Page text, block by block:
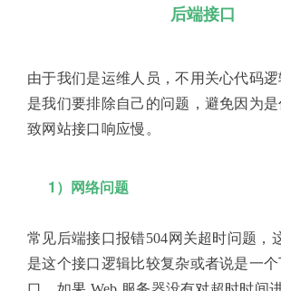
后端接口
由于我们是运维人员，不用关心代码
是我们要排除自己的问题，避免因为
致网站接口响应慢。
1）网络问题
常见后端接口报错504网关超时问题，
是这个接口逻辑比较复杂或者说是一